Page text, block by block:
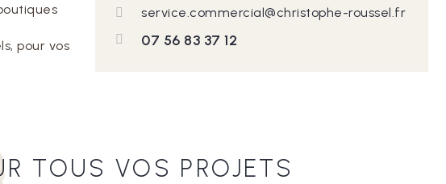
pour vos
service.commercial@christophe-roussel.fr
07 56 83 37 12
TOUS VOS PROJETS